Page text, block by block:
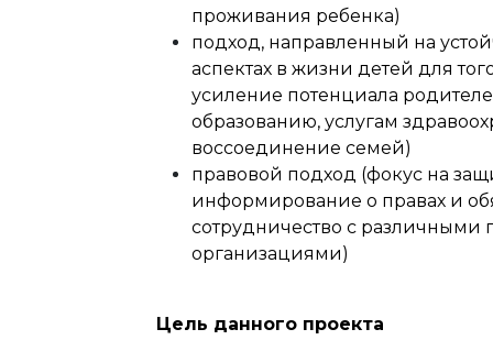
проживания ребенка)
подход, направленный на
аспектах в жизни детей для
усиление потенциала
образованию, услугам
воссоединение семей)
правовой подход (фокус на
информирование о правах и
сотрудничество c
организациями)
Цель данного проекта